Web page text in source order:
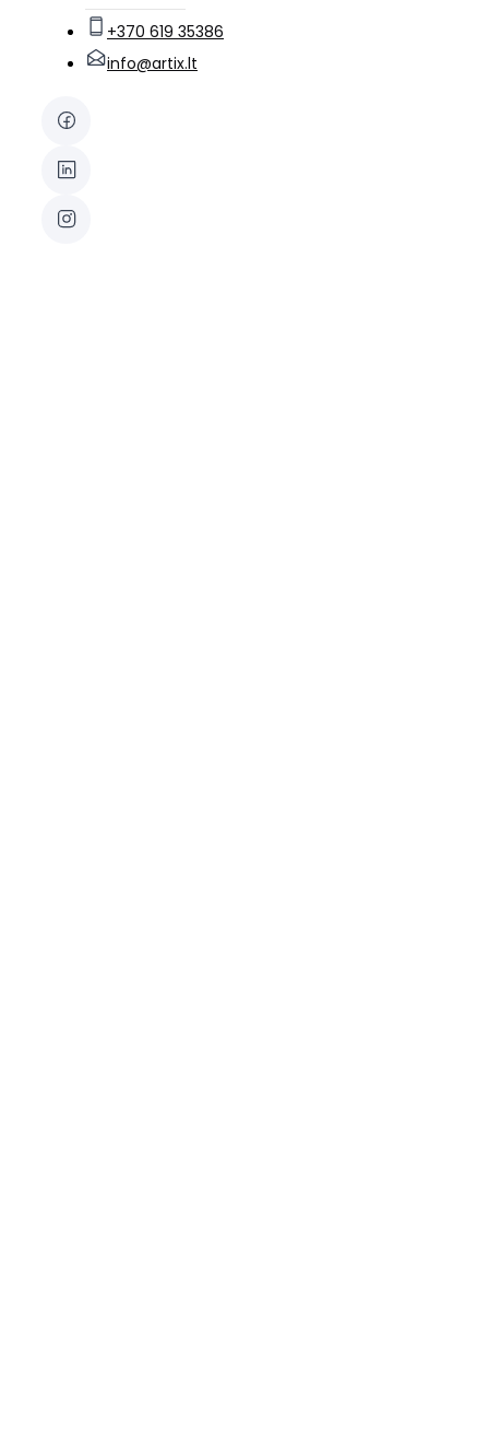
+370 619 35386
info@artix.lt